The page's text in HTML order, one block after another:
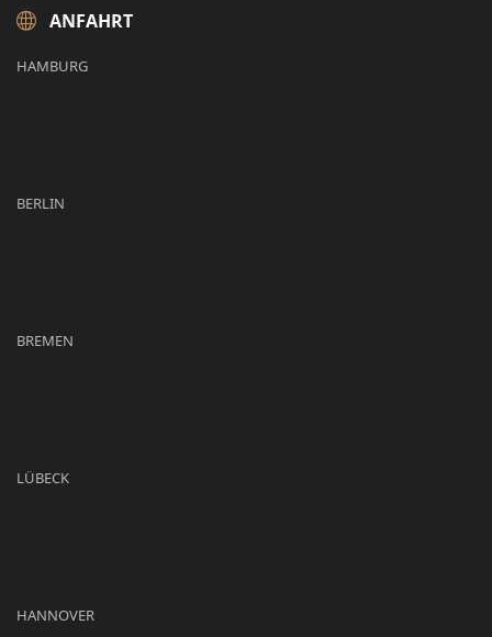
ANFAHRT
HAMBURG
BERLIN
BREMEN
LÜBECK
HANNOVER